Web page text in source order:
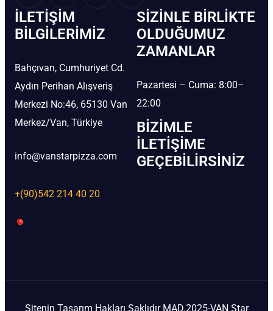
İLETIŞIM
BİLGILERIMIZ
Bahçıvan, Cumhuriyet Cd.
Aydın Perihan Alışveriş
Merkezi No:46, 65130 Van
Merkez/Van, Türkiye
info@vanstarpizza.com
+(90)542 214 40 20
SIZINLE BIRLIKTE
OLDUĞUMUZ
ZAMANLAR
Pazartesi – Cuma: 8:00–
22:00
BIZIMLE
İLETIŞIME
GEÇEBILIRSINIZ
Sitenin Tasarım Hakları Saklıdır MAD.2025-VAN Star